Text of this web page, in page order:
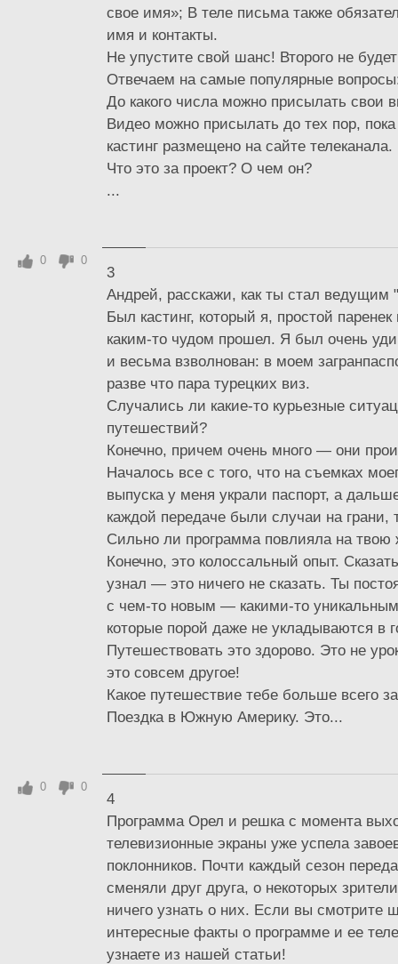
свое имя»; В теле письма также
имя и контакты.
Не упустите свой шанс! Второго не
Отвечаем на самые популярные
До какого числа можно присылать свои
Видео можно присылать до тех пор,
кастинг размещено на сайте телеканала.
Что это за проект? О чем он?
...
3
Андрей, расскажи, как ты стал ведущим
Был кастинг, который я, простой
каким-то чудом прошел. Я был очень
и весьма взволнован: в моем
разве что пара турецких виз.
Случались ли какие-то курьезные
путешествий?
Конечно, причем очень много — они
Началось все с того, что на съемках
выпуска у меня украли паспорт, а
каждой передаче были случаи на грани,
Сильно ли программа повлияла на твою
Конечно, это колоссальный опыт.
узнал — это ничего не сказать. Ты
с чем-то новым — какими-то
которые порой даже не укладываются в
Путешествовать это здорово. Это не
это совсем другое!
Какое путешествие тебе больше всего
Поездка в Южную Америку. Это...
0 0
4
Программа Орел и решка с момента
телевизионные экраны уже успела
поклонников. Почти каждый сезон
сменяли друг друга, о некоторых
ничего узнать о них. Если вы смотрите
интересные факты о программе и ее
узнаете из нашей статьи!
0 0